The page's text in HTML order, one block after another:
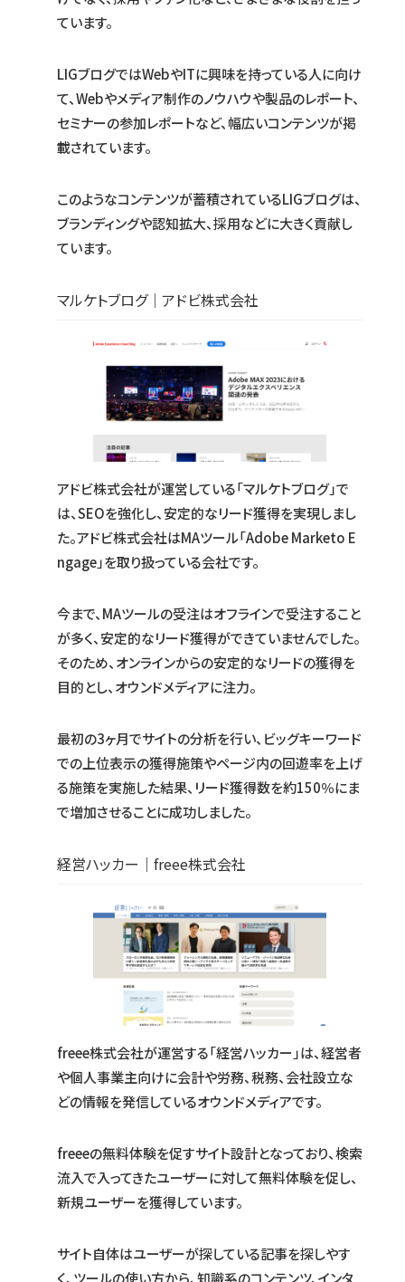
ています。
LIGブログではWebやITに興味を持っている人に向け
て、Webやメディア制作のノウハウや製品のレポート、
セミナーの参加レポートなど、幅広いコンテンツが掲
載されています。
このようなコンテンツが蓄積されているLIGブログは、
ブランディングや認知拡大、採用などに大きく貢献し
ています。
マルケトブログ｜アドビ株式会社
アドビ株式会社が運営している「マルケトブログ」で
は、SEOを強化し、安定的なリード獲得を実現しまし
た。アドビ株式会社はMAツール「Adobe Marketo E
ngage」を取り扱っている会社です。
今まで、MAツールの受注はオフラインで受注すること
が多く、安定的なリード獲得ができていませんでした。
そのため、オンラインからの安定的なリードの獲得を
目的とし、オウンドメディアに注力。
最初の3ヶ月でサイトの分析を行い、ビッグキーワード
での上位表示の獲得施策やページ内の回遊率を上げ
る施策を実施した結果、リード獲得数を約150％にま
で増加させることに成功しました。
経営ハッカー｜freee株式会社
freee株式会社が運営する「経営ハッカー」は、経営者
や個人事業主向けに会計や労務、税務、会社設立な
どの情報を発信しているオウンドメディアです。
freeeの無料体験を促すサイト設計となっており、検索
流入で入ってきたユーザーに対して無料体験を促し、
新規ユーザーを獲得しています。
サイト自体はユーザーが探している記事を探しやす
く、ツールの使い方から、知識系のコンテンツ、インタ